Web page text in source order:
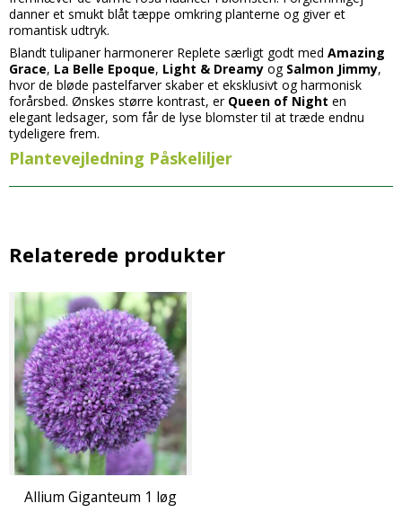
danner et smukt blåt tæppe omkring planterne og giver et
romantisk udtryk.
Blandt tulipaner harmonerer Replete særligt godt med Amazing
Grace, La Belle Epoque, Light & Dreamy og Salmon Jimmy,
hvor de bløde pastelfarver skaber et eksklusivt og harmonisk
forårsbed. Ønskes større kontrast, er Queen of Night en
elegant ledsager, som får de lyse blomster til at træde endnu
tydeligere frem.
Plantevejledning Påskeliljer
Relaterede produkter
Allium Giganteum 1 løg